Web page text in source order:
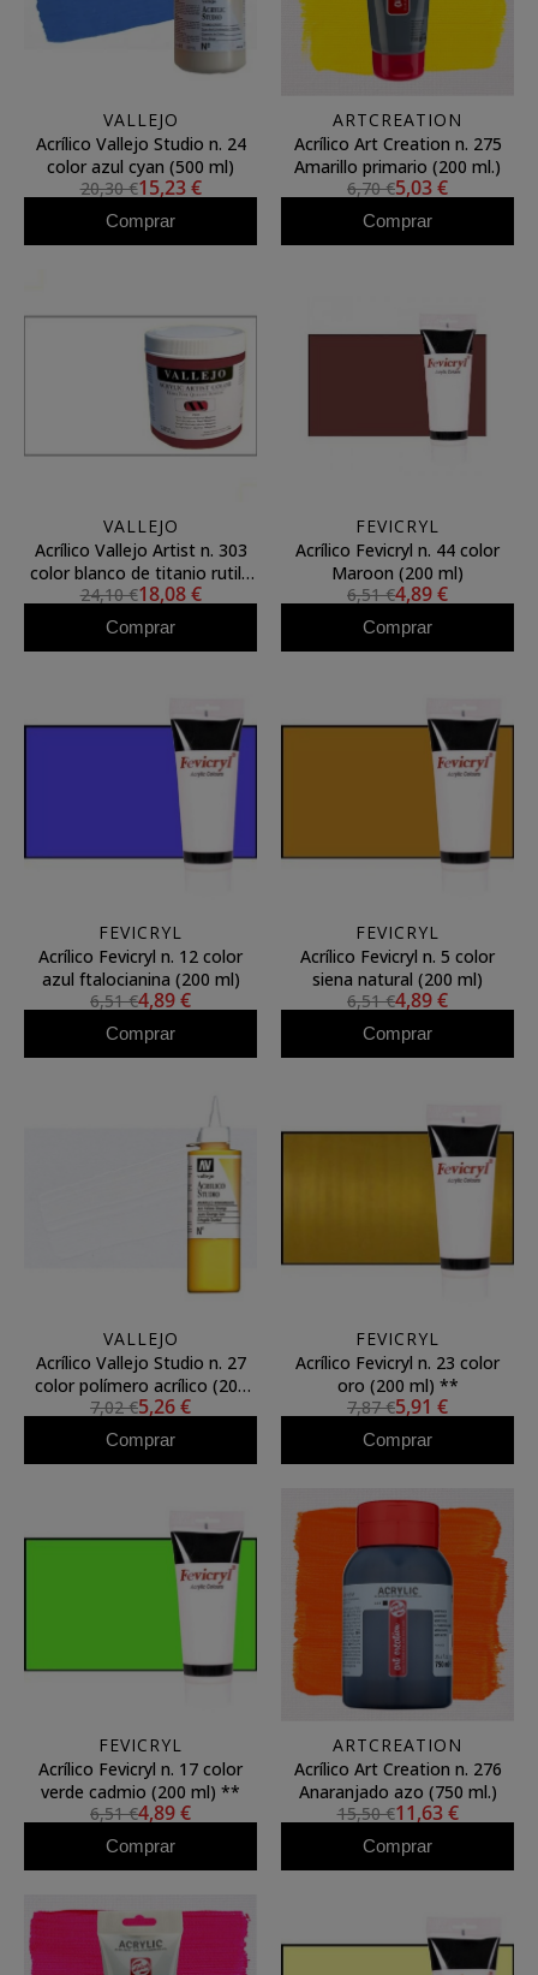
VALLEJO
Acrílico Vallejo Studio n. 24
color azul cyan (500 ml)
20,30 €15,23 €
Comprar
ARTCREATION
Acrílico Art Creation n. 275
Amarillo primario (200 ml.)
6,70 €5,03 €
Comprar
VALLEJO
Acrílico Vallejo Artist n. 303
color blanco de titanio rutilo
(500 ml)
24,10 €18,08 €
Comprar
FEVICRYL
Acrílico Fevicryl n. 44 color
Maroon (200 ml)
6,51 €4,89 €
Comprar
FEVICRYL
Acrílico Fevicryl n. 12 color
azul ftalocianina (200 ml)
6,51 €4,89 €
Comprar
FEVICRYL
Acrílico Fevicryl n. 5 color
siena natural (200 ml)
6,51 €4,89 €
Comprar
VALLEJO
Acrílico Vallejo Studio n. 27
color polímero acrílico (200
ml)
7,02 €5,26 €
Comprar
FEVICRYL
Acrílico Fevicryl n. 23 color
oro (200 ml) **
7,87 €5,91 €
Comprar
FEVICRYL
Acrílico Fevicryl n. 17 color
verde cadmio (200 ml) **
6,51 €4,89 €
Comprar
ARTCREATION
Acrílico Art Creation n. 276
Anaranjado azo (750 ml.)
15,50 €11,63 €
Comprar